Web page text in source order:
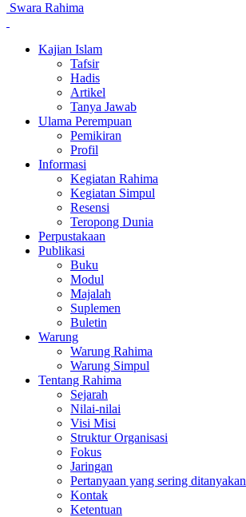
Swara Rahima
Kajian Islam
Tafsir
Hadis
Artikel
Tanya Jawab
Ulama Perempuan
Pemikiran
Profil
Informasi
Kegiatan Rahima
Kegiatan Simpul
Resensi
Teropong Dunia
Perpustakaan
Publikasi
Buku
Modul
Majalah
Suplemen
Buletin
Warung
Warung Rahima
Warung Simpul
Tentang Rahima
Sejarah
Nilai-nilai
Visi Misi
Struktur Organisasi
Fokus
Jaringan
Pertanyaan yang sering ditanyakan
Kontak
Ketentuan